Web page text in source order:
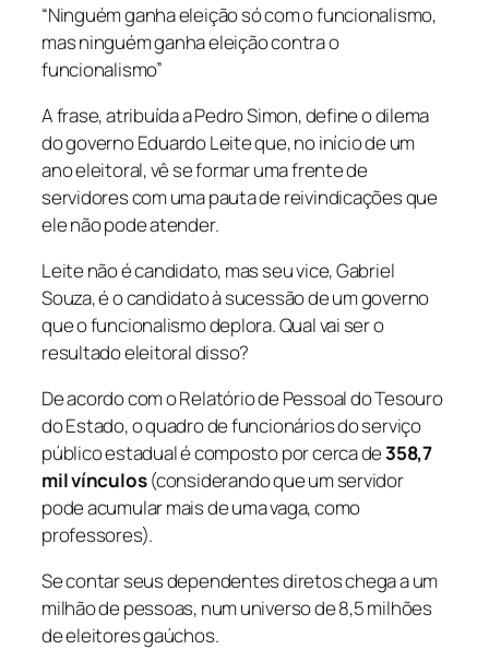
“Ninguém ganha eleição só com o funcionalismo,
mas ninguém ganha eleição contra o
funcionalismo”
A frase, atribuída a Pedro Simon, define o dilema
do governo Eduardo Leite que, no início de um
ano eleitoral, vê se formar uma frente de
servidores com uma pauta de reivindicações que
ele não pode atender.
Leite não é candidato, mas seu vice, Gabriel
Souza, é o candidato à sucessão de um governo
que o funcionalismo deplora. Qual vai ser o
resultado eleitoral disso?
De acordo com o Relatório de Pessoal do Tesouro
do Estado, o quadro de funcionários do serviço
público estadual é composto por cerca de358,7
mil vínculos(considerando que um servidor
pode acumular mais de uma vaga, como
professores).
Se contar seus dependentes diretos chega a um
milhão de pessoas, num universo de 8,5 milhões
de eleitores gaúchos.